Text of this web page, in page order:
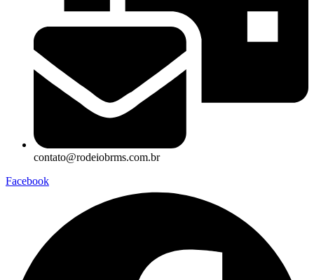
contato@rodeiobrms.com.br
Facebook